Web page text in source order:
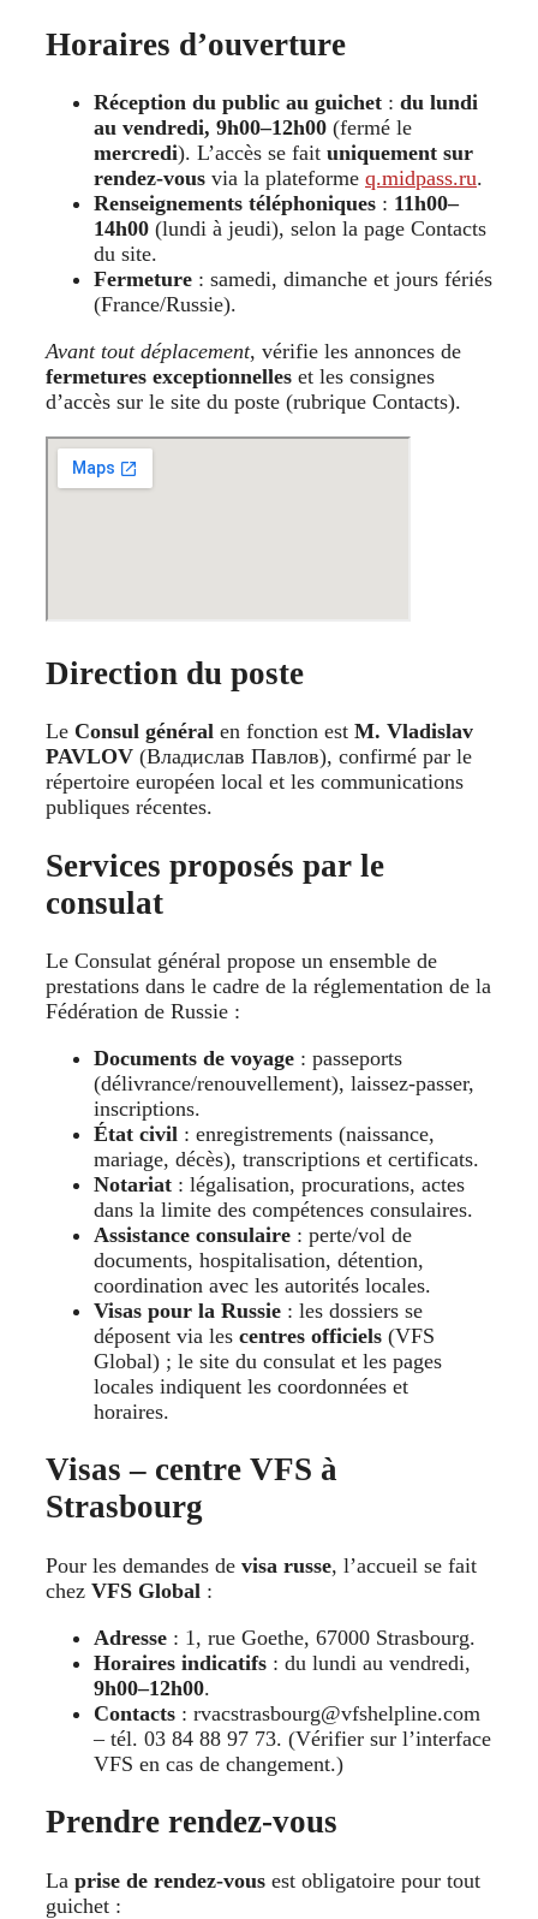
Horaires d’ouverture
Réception du public au guichet : du lundi
au vendredi, 9h00–12h00 (fermé le
mercredi). L’accès se fait uniquement sur
rendez-vous via la plateforme q.midpass.ru.
Renseignements téléphoniques : 11h00–
14h00 (lundi à jeudi), selon la page Contacts
du site.
Fermeture : samedi, dimanche et jours fériés
(France/Russie).
Avant tout déplacement, vérifie les annonces de
fermetures exceptionnelles et les consignes
d’accès sur le site du poste (rubrique Contacts).
Direction du poste
Le Consul général en fonction est M. Vladislav
PAVLOV (Владислав Павлов), confirmé par le
répertoire européen local et les communications
publiques récentes.
Services proposés par le
consulat
Le Consulat général propose un ensemble de
prestations dans le cadre de la réglementation de la
Fédération de Russie :
Documents de voyage : passeports
(délivrance/renouvellement), laissez-passer,
inscriptions.
État civil : enregistrements (naissance,
mariage, décès), transcriptions et certificats.
Notariat : légalisation, procurations, actes
dans la limite des compétences consulaires.
Assistance consulaire : perte/vol de
documents, hospitalisation, détention,
coordination avec les autorités locales.
Visas pour la Russie : les dossiers se
déposent via les centres officiels (VFS
Global) ; le site du consulat et les pages
locales indiquent les coordonnées et
horaires.
Visas – centre VFS à
Strasbourg
Pour les demandes de visa russe, l’accueil se fait
chez VFS Global :
Adresse : 1, rue Goethe, 67000 Strasbourg.
Horaires indicatifs : du lundi au vendredi,
9h00–12h00.
Contacts : rvacstrasbourg@vfshelpline.com
– tél. 03 84 88 97 73. (Vérifier sur l’interface
VFS en cas de changement.)
Prendre rendez-vous
La prise de rendez-vous est obligatoire pour tout
guichet :